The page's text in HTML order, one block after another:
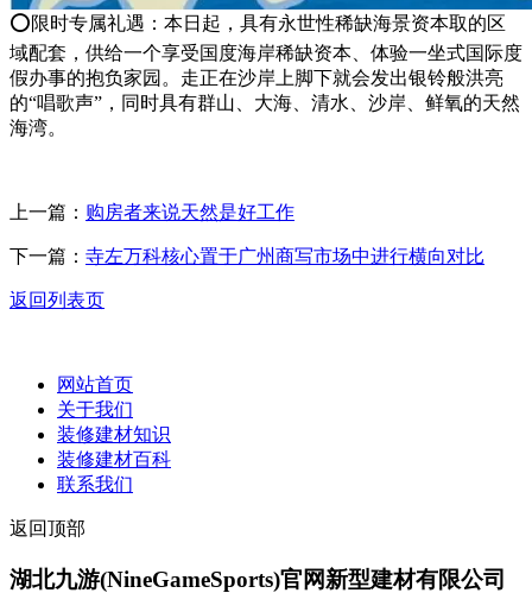
⭕限时专属礼遇：本日起，具有永世性稀缺海景资本取的区
域配套，供给一个享受国度海岸稀缺资本、体验一坐式国际度
假办事的抱负家园。走正在沙岸上脚下就会发出银铃般洪亮
的“唱歌声”，同时具有群山、大海、清水、沙岸、鲜氧的天然
海湾。
上一篇： 购房者来说天然是好工作
下一篇： 寺左万科核心置于广州商写市场中进行横向对比
返回列表页
网站首页
关于我们
装修建材知识
装修建材百科
联系我们
返回顶部
湖北九游(NineGameSports)官网新型建材有限公司